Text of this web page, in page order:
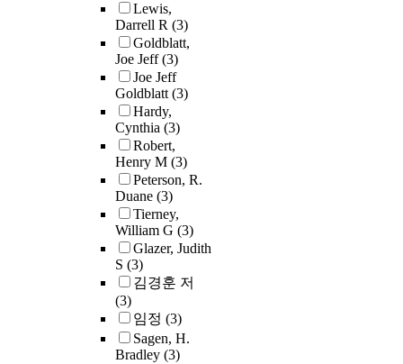
Lewis,
Darrell R (3)
Goldblatt,
Joe Jeff(3)
Joe Jeff
Goldblatt(3)
Hardy,
Cynthia (3)
Robert,
Henry M (3)
Peterson, R.
Duane (3)
Tierney,
William G (3)
Glazer, Judith
S (3)
김경훈 저
(3)
임정 (3)
Sagen, H.
Bradley (3)